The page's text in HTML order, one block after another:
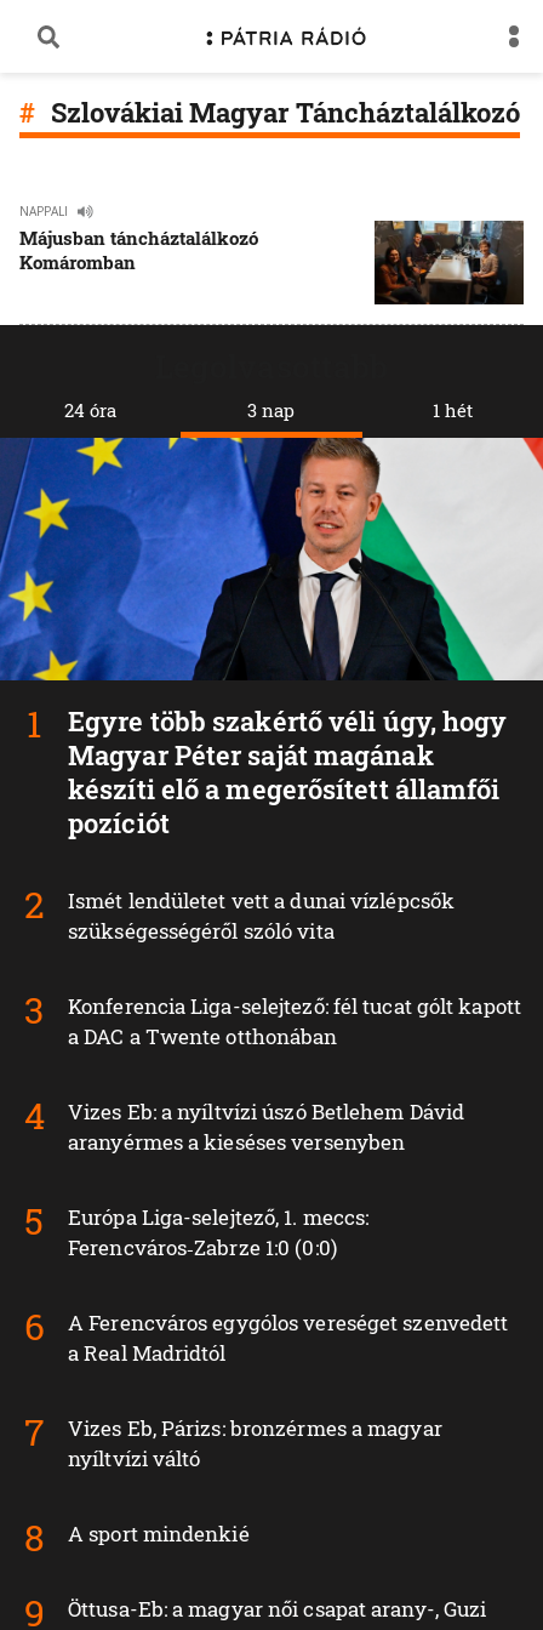
Szlovákiai Magyar Táncháztalálkozó
NAPPALI
Májusban táncháztalálkozó
Komáromban
24 óra 3 nap
Egyre több szakértő véli úgy, hogy
Magyar Péter saját magának
készíti elő a megerősített államfői
pozíciót
Ismét lendületet vett a dunai vízlépcsők
szükségességéről szóló vita
Konferencia Liga-selejtező: fél tucat gólt kapott
a DAC a Twente otthonában
Vizes Eb: a nyíltvízi úszó Betlehem Dávid
aranyérmes a kieséses versenyben
Európa Liga-selejtező, 1. meccs:
Ferencváros‑Zabrze 1:0 (0:0)
A Ferencváros egygólos vereséget szenvedett
a Real Madridtól
Vizes Eb, Párizs: bronzérmes a magyar
nyíltvízi váltó
A sport mindenkié
Öttusa-Eb: a magyar női csapat arany-, Guzi
1 hét